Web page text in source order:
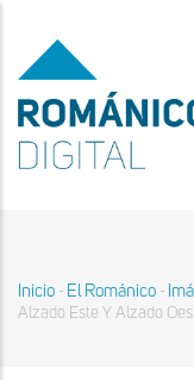
contenido
principal
Inicio - El Románico -
Alzado Este Y Alzado